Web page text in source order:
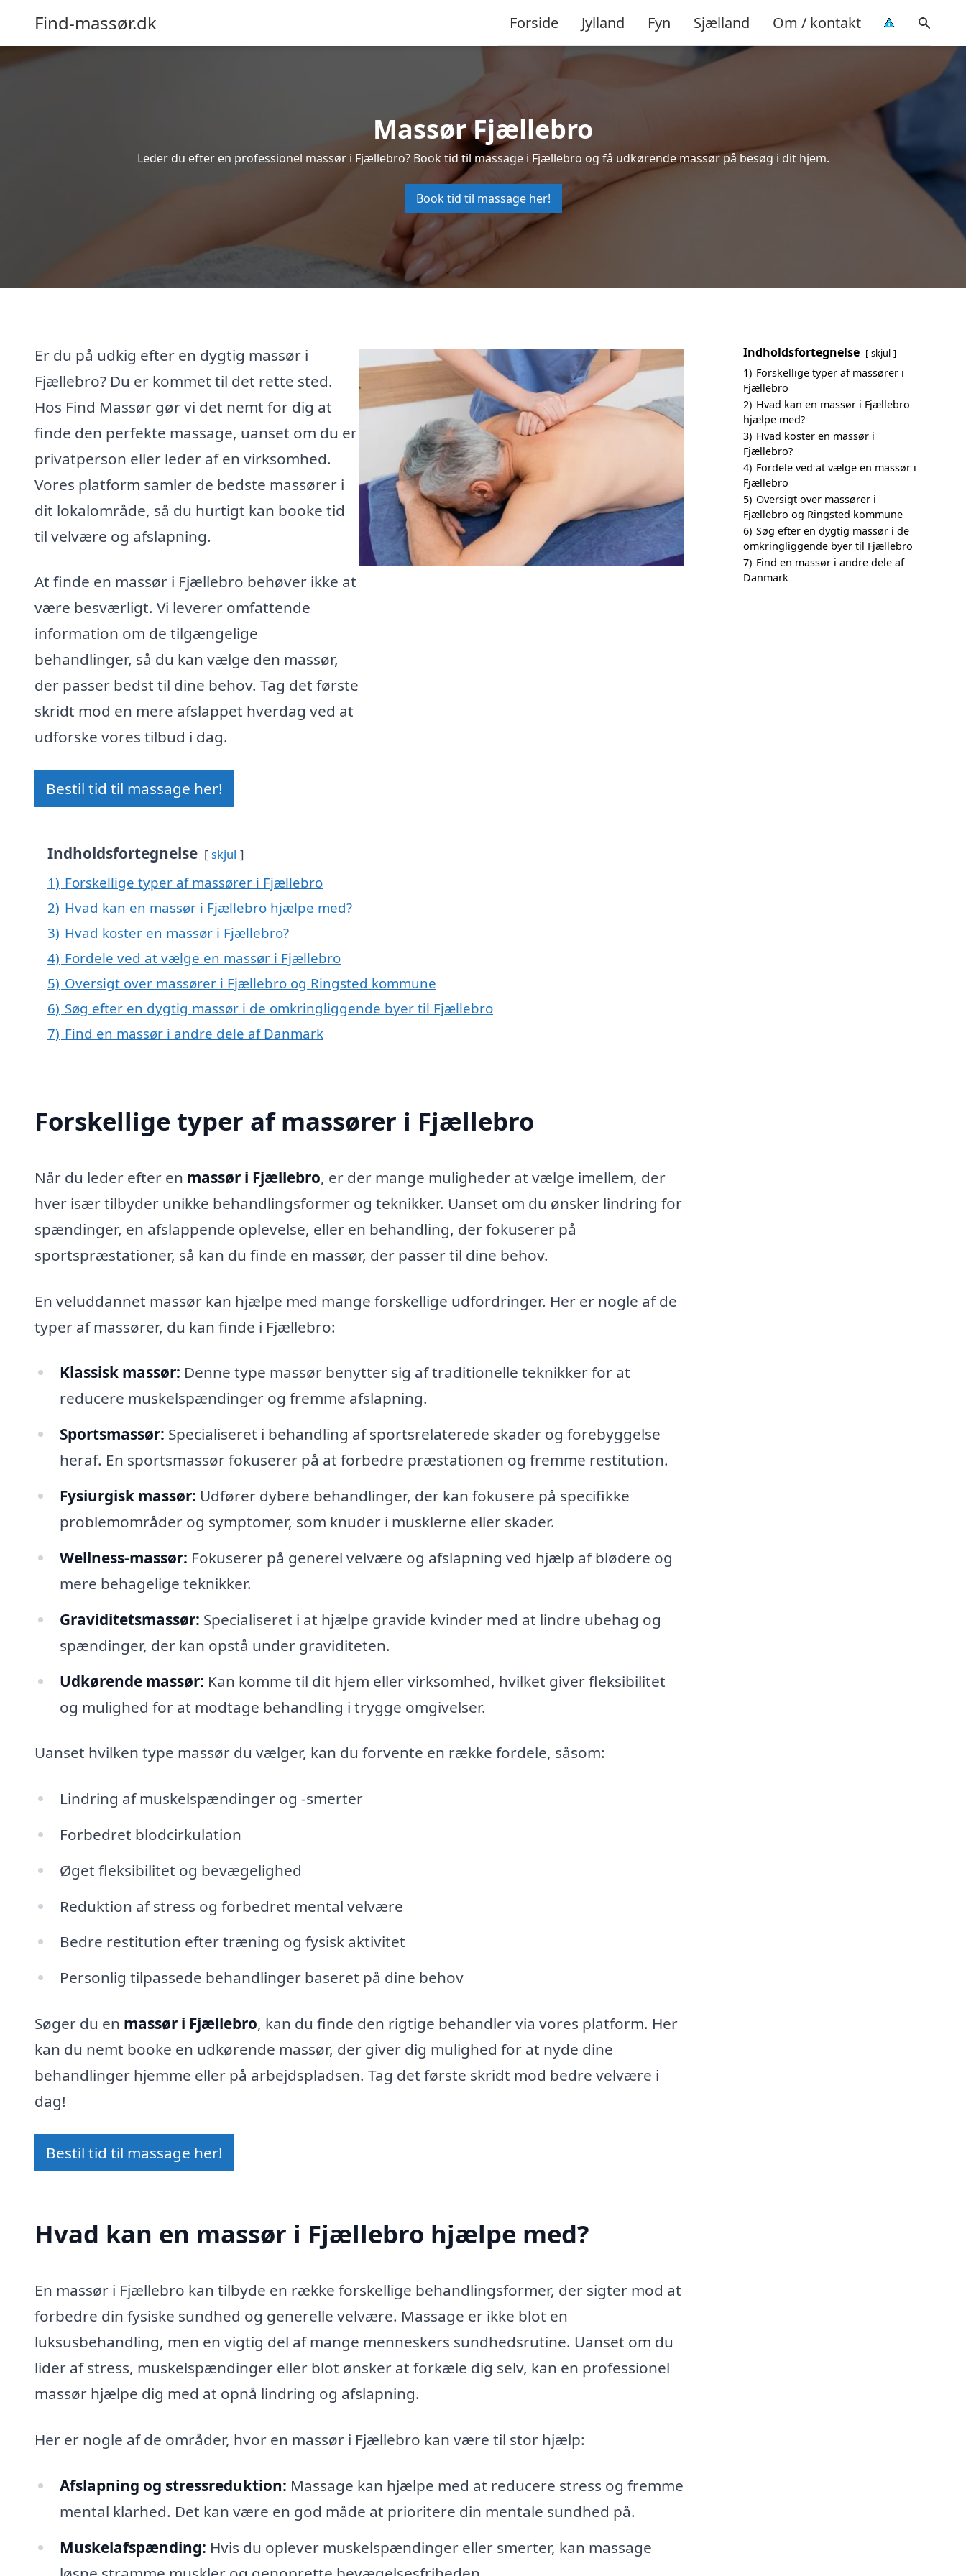
Find-massør.dk Forside Jylland Fyn Sjælland Om / kontakt
Massør Fjællebro
Leder du efter en professionel massør i Fjællebro? Book tid til massage i Fjællebro og få udkørende massør på besøg i dit hjem.
Book tid til massage her!
Er du på udkig efter en dygtig massør i
Fjællebro? Du er kommet til det rette sted.
Hos Find Massør gør vi det nemt for dig at
finde den perfekte massage, uanset om du er
privatperson eller leder af en virksomhed.
Vores platform samler de bedste massører i
dit lokalområde, så du hurtigt kan booke tid
til velvære og afslapning.
At finde en massør i Fjællebro behøver ikke at
være besværligt. Vi leverer omfattende
information om de tilgængelige
behandlinger, så du kan vælge den massør,
der passer bedst til dine behov. Tag det første
skridt mod en mere afslappet hverdag ved at
udforske vores tilbud i dag.
Bestil tid til massage her!
Indholdsfortegnelse skjul
1) Forskellige typer af massører i Fjællebro
2) Hvad kan en massør i Fjællebro hjælpe med?
3) Hvad koster en massør i Fjællebro?
4) Fordele ved at vælge en massør i Fjællebro
5) Oversigt over massører i Fjællebro og Ringsted kommune
6) Søg efter en dygtig massør i de omkringliggende byer til Fjællebro
7) Find en massør i andre dele af Danmark
Forskellige typer af massører i Fjællebro
Når du leder efter en massør i Fjællebro, er der mange muligheder at vælge imellem, der
hver især tilbyder unikke behandlingsformer og teknikker. Uanset om du ønsker lindring for
spændinger, en afslappende oplevelse, eller en behandling, der fokuserer på
sportspræstationer, så kan du finde en massør, der passer til dine behov.
En veluddannet massør kan hjælpe med mange forskellige udfordringer. Her er nogle af de
typer af massører, du kan finde i Fjællebro:
Klassisk massør: Denne type massør benytter sig af traditionelle teknikker for at
reducere muskelspændinger og fremme afslapning.
Sportsmassør: Specialiseret i behandling af sportsrelaterede skader og forebyggelse
heraf. En sportsmassør fokuserer på at forbedre præstationen og fremme restitution.
Fysiurgisk massør: Udfører dybere behandlinger, der kan fokusere på specifikke
problemområder og symptomer, som knuder i musklerne eller skader.
Wellness-massør: Fokuserer på generel velvære og afslapning ved hjælp af blødere og
mere behagelige teknikker.
Graviditetsmassør: Specialiseret i at hjælpe gravide kvinder med at lindre ubehag og
spændinger, der kan opstå under graviditeten.
Udkørende massør: Kan komme til dit hjem eller virksomhed, hvilket giver fleksibilitet
og mulighed for at modtage behandling i trygge omgivelser.
Uanset hvilken type massør du vælger, kan du forvente en række fordele, såsom:
Lindring af muskelspændinger og -smerter
Forbedret blodcirkulation
Øget fleksibilitet og bevægelighed
Reduktion af stress og forbedret mental velvære
Bedre restitution efter træning og fysisk aktivitet
Personlig tilpassede behandlinger baseret på dine behov
Søger du en massør i Fjællebro, kan du finde den rigtige behandler via vores platform. Her
kan du nemt booke en udkørende massør, der giver dig mulighed for at nyde dine
behandlinger hjemme eller på arbejdspladsen. Tag det første skridt mod bedre velvære i
dag!
Bestil tid til massage her!
Hvad kan en massør i Fjællebro hjælpe med?
En massør i Fjællebro kan tilbyde en række forskellige behandlingsformer, der sigter mod at
forbedre din fysiske sundhed og generelle velvære. Massage er ikke blot en
luksusbehandling, men en vigtig del af mange menneskers sundhedsrutine. Uanset om du
lider af stress, muskelspændinger eller blot ønsker at forkæle dig selv, kan en professionel
massør hjælpe dig med at opnå lindring og afslapning.
Her er nogle af de områder, hvor en massør i Fjællebro kan være til stor hjælp:
Afslapning og stressreduktion: Massage kan hjælpe med at reducere stress og fremme
mental klarhed. Det kan være en god måde at prioritere din mentale sundhed på.
Muskelafspænding: Hvis du oplever muskelspændinger eller smerter, kan massage
Indholdsfortegnelse skjul
1) Forskellige typer af massører i
Fjællebro
2) Hvad kan en massør i Fjællebro
hjælpe med?
3) Hvad koster en massør i
Fjællebro?
4) Fordele ved at vælge en massør i
Fjællebro
5) Oversigt over massører i
Fjællebro og Ringsted kommune
6) Søg efter en dygtig massør i de
omkringliggende byer til Fjællebro
7) Find en massør i andre dele af
Danmark